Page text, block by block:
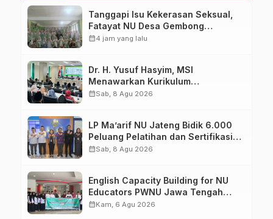
Tanggapi Isu Kekerasan Seksual,
Fatayat NU Desa Gembong
Datangkan Aktifis HAM
calendar_month4 jam yang lalu
Dr. H. Yusuf Hasyim, MSI
Menawarkan Kurikulum
Diversifikasi, Harapan Baru dalam
calendar_monthSab, 8 Agu 2026
LP Ma’arif NU Jateng Bidik 6.000
Peluang Pelatihan dan Sertifikasi
bagi Lulusan SMK
calendar_monthSab, 8 Agu 2026
English Capacity Building for NU
Educators PWNU Jawa Tengah
Batch#4; Membuka Jalan Menuju
calendar_monthKam, 6 Agu 2026